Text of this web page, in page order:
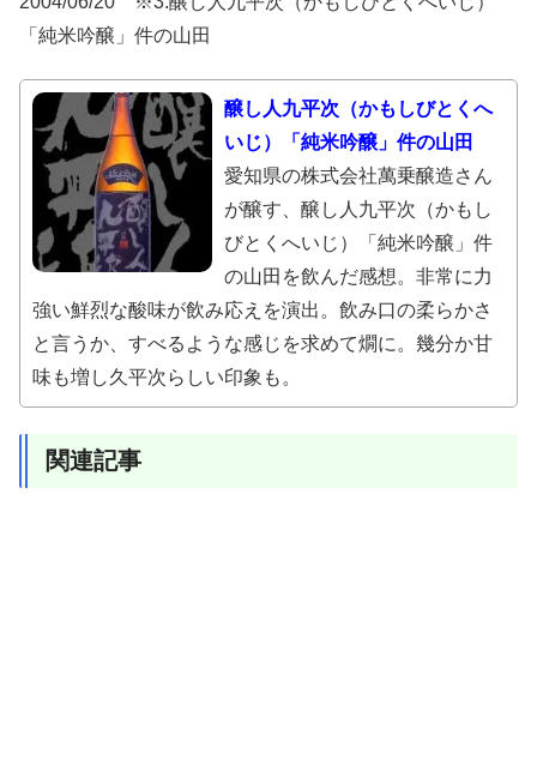
「純米吟醸」件の山田
醸し人九平次（かもしびとくへ
いじ）「純米吟醸」件の山田
愛知県の株式会社萬乗醸造さん
が醸す、醸し人九平次（かもし
びとくへいじ）「純米吟醸」件
の山田を飲んだ感想。非常に力
強い鮮烈な酸味が飲み応えを演出。飲み口の柔らかさ
と言うか、すべるような感じを求めて燗に。幾分か甘
味も増し久平次らしい印象も。
関連記事